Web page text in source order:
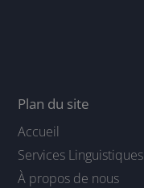
Plan du site
Accueil
Services Linguistiques
À propos de nous